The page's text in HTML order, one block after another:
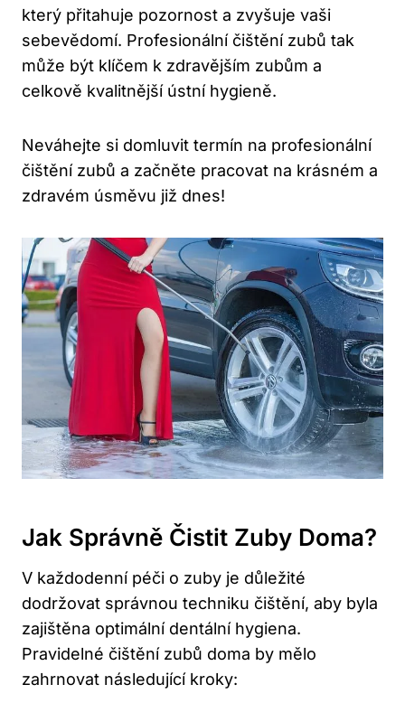
který přitahuje pozornost a zvyšuje vaši
sebevědomí. Profesionální čištění zubů tak
může být klíčem k zdravějším zubům a
celkově kvalitnější ústní hygieně.
Neváhejte si domluvit termín na profesionální
čištění zubů a začněte pracovat na krásném a
zdravém úsměvu již dnes!
Jak Správně Čistit Zuby Doma?
V každodenní péči o zuby je důležité
dodržovat správnou techniku čištění, aby byla
zajištěna optimální dentální hygiena.
Pravidelné čištění zubů doma by mělo
zahrnovat následující kroky: